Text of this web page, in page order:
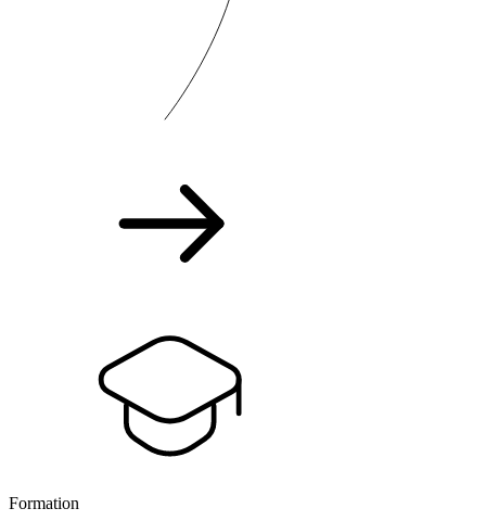
Formation